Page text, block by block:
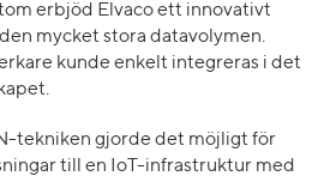
erbjöd Elvaco ett innovativt
mycket stora datavolymen.
kunde enkelt integreras i det
tekniken gjorde det möjligt för
till en IoT-infrastruktur med